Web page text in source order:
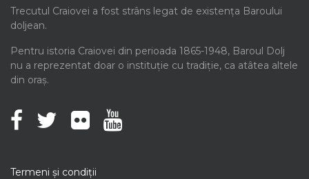
Trecutul Craiovei a fost strâns legat de existența Baroului
doljean.
Pentru istoria Craiovei din perioada 1865-1948, Baroul Dolj
nu a reprezentat doar o instituție cu tradiție, ca atâtea altele
din oraș.
Termeni şi condiţii